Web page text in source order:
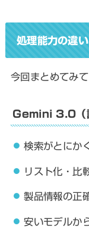
処理能力の違い
今回まとめてみ
Gemini 3.0（
検索がとにか
リスト化・比
製品情報の正
安いモデルか